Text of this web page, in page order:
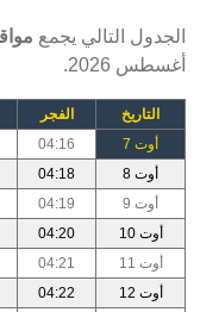
الجدول التالي يجمع
أغسطس 2026.
التاريخ الفجر
أوت 7
04:16
أوت 8
04:18
أوت 9
04:19
أوت 10
04:20
أوت 11
04:21
أوت 12
04:22